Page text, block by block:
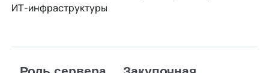
ИТ-инфраструктуры